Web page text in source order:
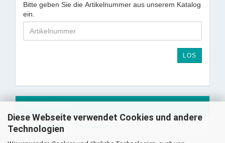
Diese Webseite verwendet Cookies und andere
Technologien
Bitte geben Sie die Artikelnummer aus unserem Katalog
ein.
LOS
Information für Großhändler